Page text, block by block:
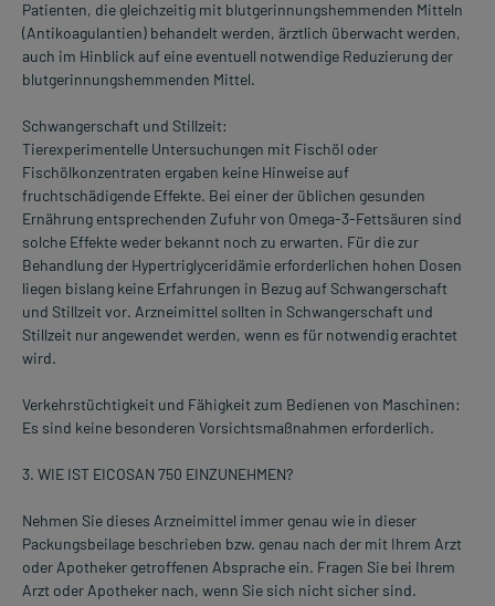
Patienten, die gleichzeitig mit blutgerinnungshemmenden Mitteln
(Antikoagulantien) behandelt werden, ärztlich überwacht werden,
auch im Hinblick auf eine eventuell notwendige Reduzierung der
blutgerinnungshemmenden Mittel.
Schwangerschaft und Stillzeit:
Tierexperimentelle Untersuchungen mit Fischöl oder
Fischölkonzentraten ergaben keine Hinweise auf
fruchtschädigende Effekte. Bei einer der üblichen gesunden
Ernährung entsprechenden Zufuhr von Omega-3-Fettsäuren sind
solche Effekte weder bekannt noch zu erwarten. Für die zur
Behandlung der Hypertriglyceridämie erforderlichen hohen Dosen
liegen bislang keine Erfahrungen in Bezug auf Schwangerschaft
und Stillzeit vor. Arzneimittel sollten in Schwangerschaft und
Stillzeit nur angewendet werden, wenn es für notwendig erachtet
wird.
Verkehrstüchtigkeit und Fähigkeit zum Bedienen von Maschinen:
Es sind keine besonderen Vorsichtsmaßnahmen erforderlich.
3. WIE IST EICOSAN 750 EINZUNEHMEN?
Nehmen Sie dieses Arzneimittel immer genau wie in dieser
Packungsbeilage beschrieben bzw. genau nach der mit Ihrem Arzt
oder Apotheker getroffenen Absprache ein. Fragen Sie bei Ihrem
Arzt oder Apotheker nach, wenn Sie sich nicht sicher sind.